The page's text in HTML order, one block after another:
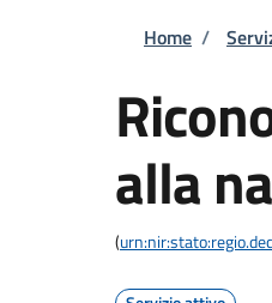
Home /
alla
(